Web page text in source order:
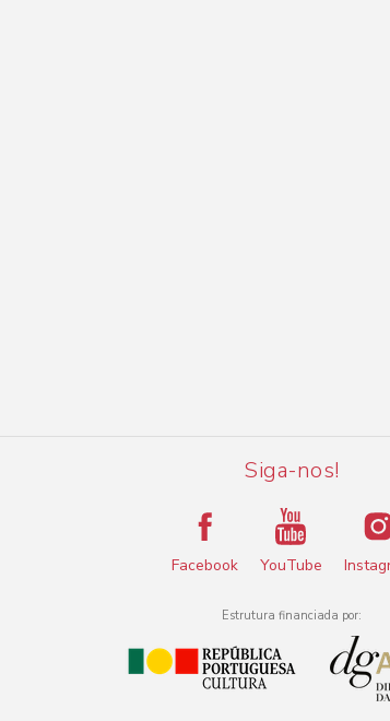
Siga-nos!
Facebook YouTube
Estrutura financiada por: